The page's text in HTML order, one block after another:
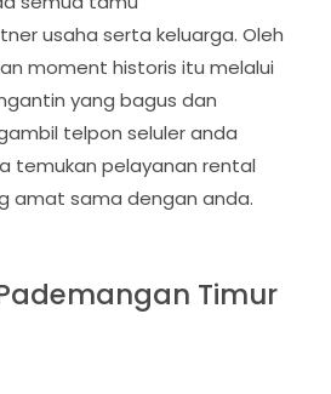
usaha serta keluarga. Oleh
moment historis itu melalui
yang bagus dan
telpon seluler anda
temukan pelayanan rental
amat sama dengan anda.
Timur